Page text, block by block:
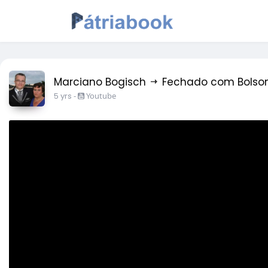
Marciano Bogisch Fechado com
5 yrs - Youtube